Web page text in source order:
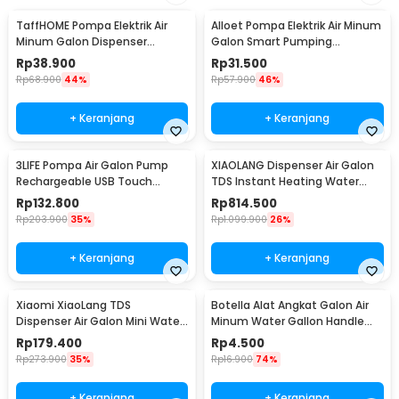
TaffHOME Pompa Elektrik Air
Minum Galon Dispenser
Rechargeable - K1
Rp38.900
Rp68.900 44%
+ Keranjang
Alloet Pompa Elektrik Air Minum
Galon Smart Pumping
Rechargeable - K-1
Rp31.500
Rp57.900 46%
+ Keranjang
3LIFE Pompa Air Galon Pump
Rechargeable USB Touch
Switch - PUMP002
Rp132.800
Rp203.900 35%
+ Keranjang
XIAOLANG Dispenser Air Galon
TDS Instant Heating Water
Pump - HD-JRSSQ01
Rp814.500
Rp1.099.900 26%
+ Keranjang
Xiaomi XiaoLang TDS
Dispenser Air Galon Mini Water
Pump Rechargeable - HD-
ZDCSJ01
Rp179.400
Rp273.900 35%
Botella Alat Angkat Galon Air
Minum Water Gallon Handle
Carrier - DP0127
Rp4.500
Rp16.900 74%